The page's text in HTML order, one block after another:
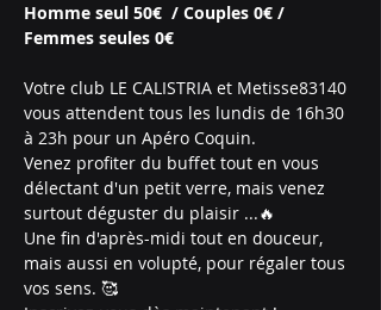
Homme seul 50€  / Couples 0€ /
Femmes seules 0€
Votre club LE CALISTRIA et Metisse83140
vous attendent tous les lundis de 16h30
à 23h pour un Apéro Coquin.
Venez profiter du buffet tout en vous
délectant d'un petit verre, mais venez
surtout déguster du plaisir ...🔥
Une fin d'après-midi tout en douceur,
mais aussi en volupté, pour régaler tous
vos sens. 🥰